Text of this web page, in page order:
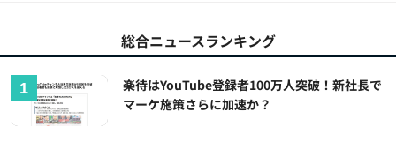
総合ニュースランキング
楽待はYouTube登録者100万人突破！新社長で
マーケ施策さらに加速か？